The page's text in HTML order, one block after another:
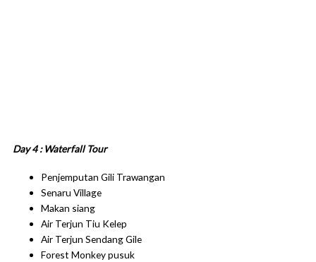
Day 4 : Waterfall Tour
Penjemputan Gili Trawangan
Senaru Village
Makan siang
Air Terjun Tiu Kelep
Air Terjun Sendang Gile
Forest Monkey pusuk